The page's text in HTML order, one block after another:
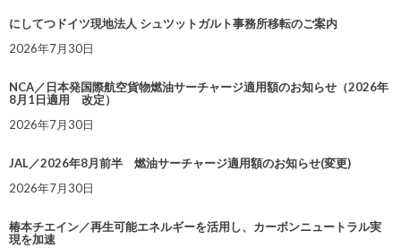
にしてつドイツ現地法人 シュツットガルト事務所移転のご案内
2026年7月30日
NCA／日本発国際航空貨物燃油サーチャージ適用額のお知らせ（2026年
8月1日適用 改定）
2026年7月30日
JAL／2026年8月前半 燃油サーチャージ適用額のお知らせ(変更)
2026年7月30日
椿本チエイン／再生可能エネルギーを活用し、カーボンニュートラル実
現を加速